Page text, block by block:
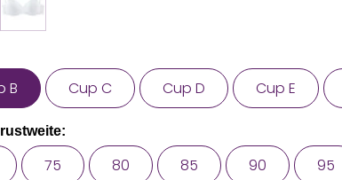
B Cup C Cup D Cup E
75 80 85 90 95